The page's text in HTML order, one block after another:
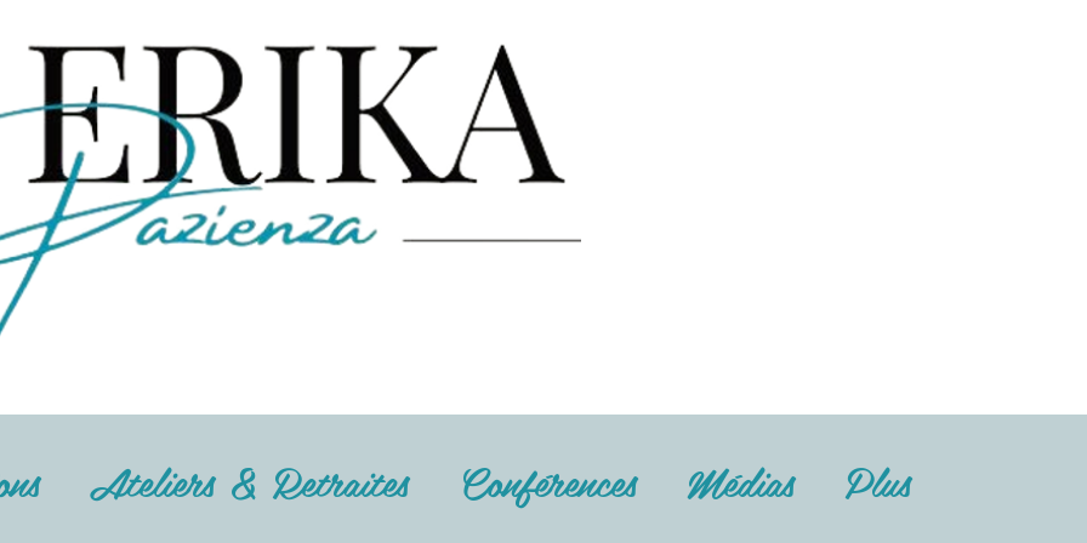
Ateliers & Retraites Conférences Médias Plus